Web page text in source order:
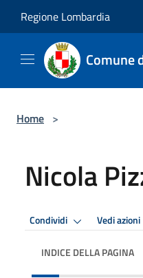
Regione Lombardia
Comune
Home >
Nicola
Condividi Vedi azioni
INDICE DELLA PAGINA